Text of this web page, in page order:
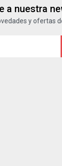
a nuestra
y ofertas